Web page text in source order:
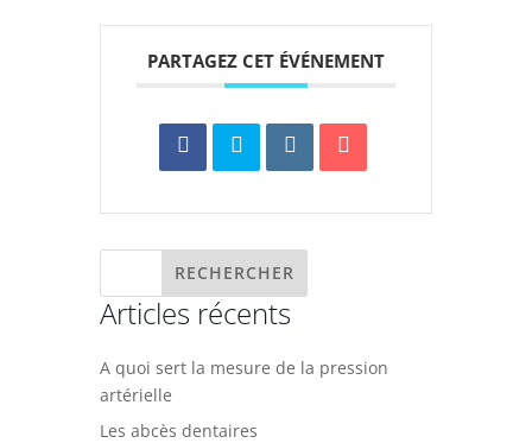
PARTAGEZ CET ÉVÉNEMENT
Articles récents
A quoi sert la mesure de la pression
artérielle
Les abcès dentaires